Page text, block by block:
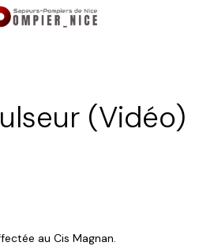
(Vidéo)
au Cis Magnan.